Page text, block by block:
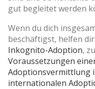
gut begleitet werden
Wenn du dich
beschäftigst, helfen
Inkognito-Adoption, zu
Voraussetzungen
Adoptionsvermittlung
internationalen